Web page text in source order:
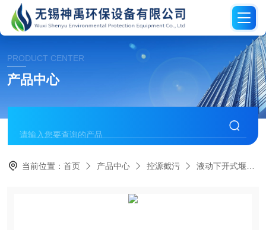
PRODUCT CENTER
产品中心
当前位置：首页 产品中心 控源截污 液动下开式堰门